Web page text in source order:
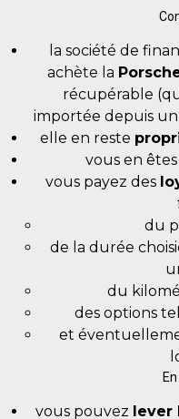
la société de
achète la
récupérable
importée depuis
elle en reste
vous en êtes
vous payez des
du
de la durée
du
des options
et
vous pouvez lever